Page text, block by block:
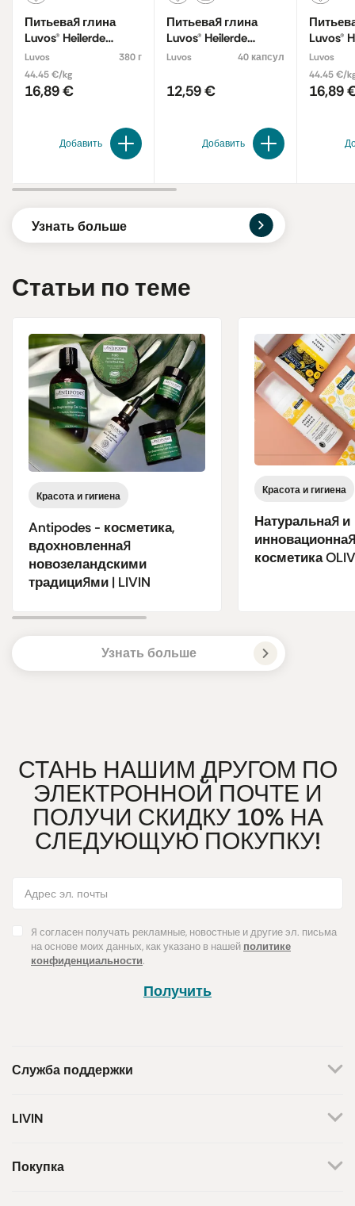
Питьевая глина
Luvos® Heilerde
microfei порошком
Luvos
380 г
44.45 €/kg
16,89 €
Добавить
Питьевая глина
Luvos® Heilerde
Microfein
Luvos 40 капсул
12,59 €
Добавить
Luvos®
Luvos
44.45 €/
16,89
Узнать больше
Статьи по теме
Красота и гигиена
Antipodes - косметика,
вдохновленная
новозеландскими
традициями | LIVIN
Красота и гигиена
Натуральная и
инновационная
косметика
Узнать больше
СТАНЬ НАШИМ ДРУГОМ ПО
ЭЛЕКТРОННОЙ ПОЧТЕ И
ПОЛУЧИ СКИДКУ 10% НА
СЛЕДУЮЩУЮ ПОКУПКУ!
Я согласен получать рекламные, новостные и другие эл. письма
на основе моих данных, как указано в нашей политике
конфиденциальности.
Получить
Служба поддержки
Написать запрос
Мы работаем по будням.
LIVIN
Контакты
Покупка